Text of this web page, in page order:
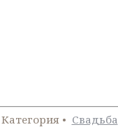
Категория • Свадьба